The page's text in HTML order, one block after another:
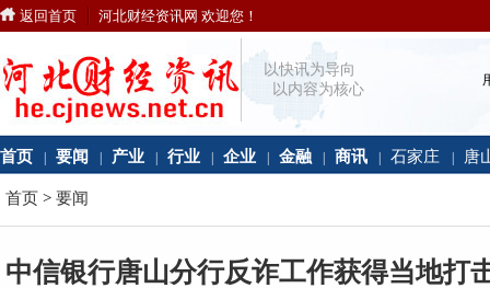
返回首页 河北财经资讯网 欢迎您！
以快讯为导向
以内容为核心
首页 要闻 产业 行业 企业 金融 商讯 石家庄 唐
首页 > 要闻
中信银行唐山分行反诈工作获得当地打